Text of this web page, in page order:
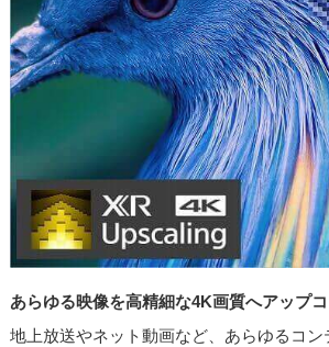
あらゆる映像を高精細な4K画質へアップ
地上放送やネット動画など、あらゆるコ